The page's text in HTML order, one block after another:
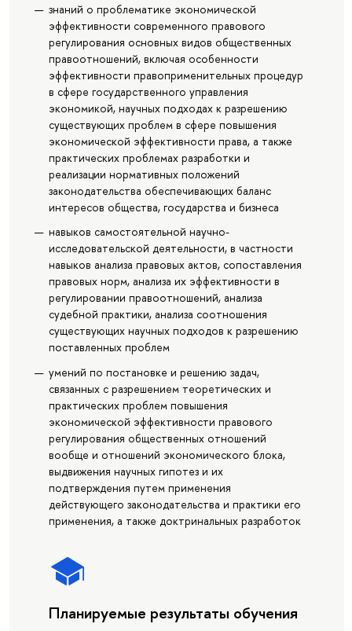
знаний о проблематике экономической
эффективности современного правового
регулирования основных видов общественных
правоотношений, включая особенности
эффективности правоприменительных процедур
в сфере государственного управления
экономикой, научных подходах к разрешению
существующих проблем в сфере повышения
экономической эффективности права, а также
практических проблемах разработки и
реализации нормативных положений
законодательства обеспечивающих баланс
интересов общества, государства и бизнеса
навыков самостоятельной научно-
исследовательской деятельности, в частности
навыков анализа правовых актов, сопоставления
правовых норм, анализа их эффективности в
регулировании правоотношений, анализа
судебной практики, анализа соотношения
существующих научных подходов к разрешению
поставленных проблем
умений по постановке и решению задач,
связанных с разрешением теоретических и
практических проблем повышения
экономической эффективности правового
регулирования общественных отношений
вообще и отношений экономического блока,
выдвижения научных гипотез и их
подтверждения путем применения
действующего законодательства и практики его
применения, а также доктринальных разработок
Планируемые результаты обучения